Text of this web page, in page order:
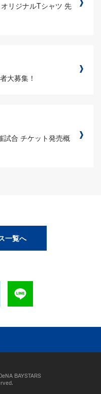
リジナルTシャツ 先
大募集！
試合 チケット発売概
一覧へ
BAYSTARS